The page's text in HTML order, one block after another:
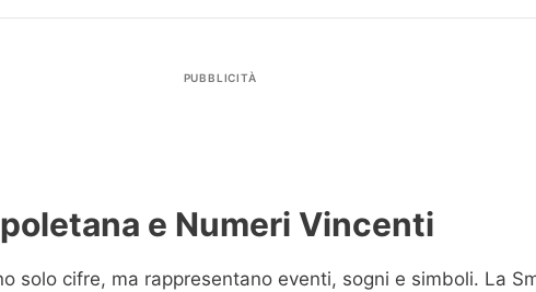
PUBBLICITÀ
e Numeri Vincenti
solo cifre, ma rappresentano eventi, sogni e simboli. La